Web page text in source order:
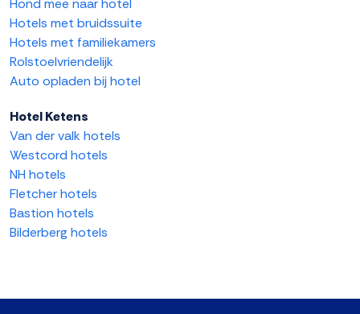
Hond mee naar hotel
Hotels met bruidssuite
Hotels met familiekamers
Rolstoelvriendelijk
Auto opladen bij hotel
Hotel Ketens
Van der valk hotels
Westcord hotels
NH hotels
Fletcher hotels
Bastion hotels
Bilderberg hotels